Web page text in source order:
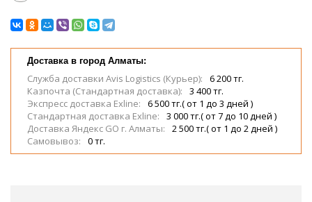
Доставка в город Алматы:
Служба доставки Avis Logistics (Курьер):
6 200 тг.
Казпочта (Стандартная доставка):
3 400 тг.
Экспресс доставка Exline:
6 500 тг.( от 1 до 3 дней )
Стандартная доставка Exline:
3 000 тг.( от 7 до 10 дней )
Доставка Яндекс GO г. Алматы:
2 500 тг.( от 1 до 2 дней )
Самовывоз:
0 тг.